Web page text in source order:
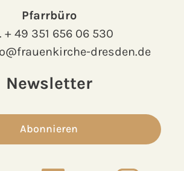
Pfarrbüro
+ 49 351 656 06 530
dresden.de
Newsletter
Abonnieren